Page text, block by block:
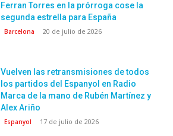
Ferran Torres en la prórroga cose la
segunda estrella para España
Barcelona 20 de julio de 2026
Vuelven las retransmisiones de todos
los partidos del Espanyol en Radio
Marca de la mano de Rubén Martínez y
Alex Ariño
Espanyol 17 de julio de 2026